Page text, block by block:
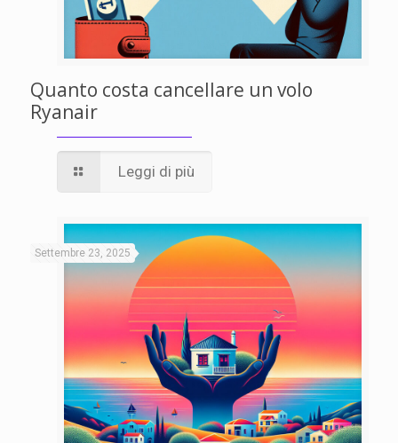
Quanto costa cancellare un volo
Ryanair
Leggi di più
Settembre 23, 2025